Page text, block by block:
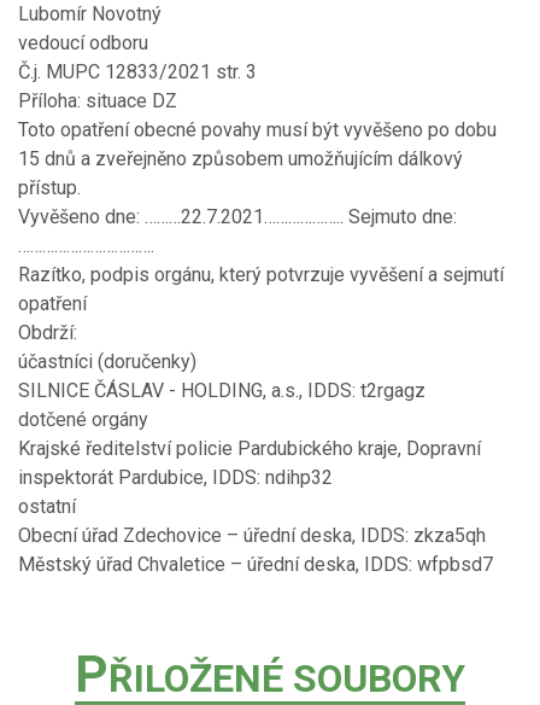
Lubomír Novotný
vedoucí odboru
Č.j. MUPC 12833/2021 str. 3
Příloha: situace DZ
Toto opatření obecné povahy musí být vyvěšeno po dobu
15 dnů a zveřejněno způsobem umožňujícím dálkový
přístup.
Vyvěšeno dne: ………22.7.2021……………….. Sejmuto dne:
…………………………….
Razítko, podpis orgánu, který potvrzuje vyvěšení a sejmutí
opatření
Obdrží:
účastníci (doručenky)
SILNICE ČÁSLAV - HOLDING, a.s., IDDS: t2rgagz
dotčené orgány
Krajské ředitelství policie Pardubického kraje, Dopravní
inspektorát Pardubice, IDDS: ndihp32
ostatní
Obecní úřad Zdechovice – úřední deska, IDDS: zkza5qh
Městský úřad Chvaletice – úřední deska, IDDS: wfpbsd7
PŘILOŽENÉ SOUBORY